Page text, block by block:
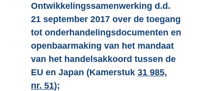
Ontwikkelingssamenwerking d.d.
21 september 2017 over de toegang
tot onderhandelingsdocumenten en
openbaarmaking van het mandaat
van het handelsakkoord tussen de
EU en Japan (Kamerstuk 31 985,
nr. 51);